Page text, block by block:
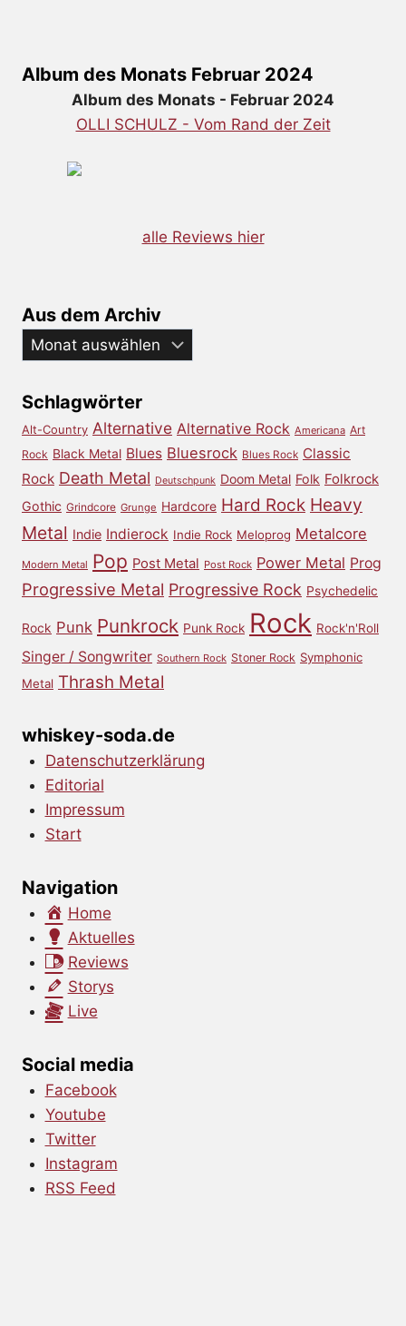
Album des Monats Februar 2024
Album des Monats - Februar 2024
OLLI SCHULZ - Vom Rand der Zeit
alle Reviews hier
Aus dem Archiv
Aus
dem
Schlagwörter
Alt-Country Alternative Alternative Rock Americana Art
Rock Black Metal Blues Bluesrock Blues Rock Classic
Rock Death Metal Deutschpunk Doom Metal Folk Folkrock
Gothic Grindcore Grunge Hardcore Hard Rock Heavy
Metal Indie Indierock Indie Rock Meloprog Metalcore
Modern Metal Pop Post Metal Post Rock Power Metal Prog
Progressive Metal Progressive Rock Psychedelic
Rock Punk Punkrock Punk Rock Rock Rock'n'Roll
Singer / Songwriter Southern Rock Stoner Rock Symphonic
Metal Thrash Metal
whiskey-soda.de
Datenschutzerklärung
Editorial
Impressum
Start
Navigation
Home
Aktuelles
Reviews
Storys
Live
Social media
Facebook
Youtube
Twitter
Instagram
RSS Feed